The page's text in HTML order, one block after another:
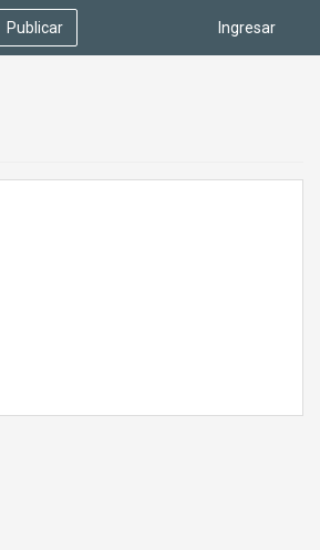
Ingresar
Publicar